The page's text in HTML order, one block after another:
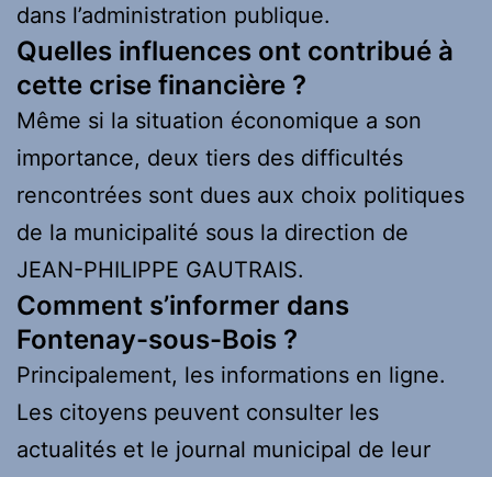
dans l’administration publique.
Quelles influences ont contribué à
cette crise financière ?
Même si la situation économique a son
importance, deux tiers des difficultés
rencontrées sont dues aux choix politiques
de la municipalité sous la direction de
JEAN-PHILIPPE GAUTRAIS.
Comment s’informer dans
Fontenay-sous-Bois ?
Principalement, les informations en ligne.
Les citoyens peuvent consulter les
actualités et le journal municipal de leur